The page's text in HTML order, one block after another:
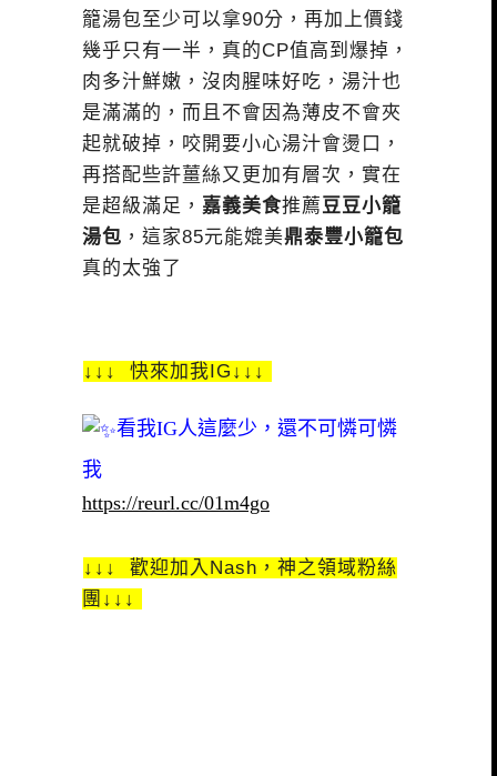
籠湯包至少可以拿90分，再加上價錢
幾乎只有一半，真的CP值高到爆掉，
肉多汁鮮嫩，沒肉腥味好吃，湯汁也
是滿滿的，而且不會因為薄皮不會夾
起就破掉，咬開要小心湯汁會燙口，
再搭配些許薑絲又更加有層次，實在
是超級滿足， 嘉義美食推薦豆豆小籠
湯包 ，這家85元能媲美鼎泰豐小籠包
真的太強了
↓↓↓ 快來加我IG↓↓↓
看我IG人這麼少，還不可憐可憐
我
https://reurl.cc/01m4go
↓↓↓ 歡迎加入Nash，神之領域粉絲
團↓↓↓